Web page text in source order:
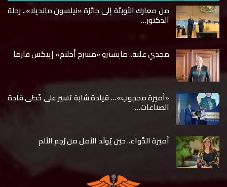
من معارك الأوبئة إلى جائزة «نيلسون مانديلا».. رحلة
الدكتور…
مجدي علبة.. مايسترو «مسرح أحلام» إيبكس فارما
«أميرة محجوب»… قيادة شابة تسير على خُطى قادة
الصناعات…
أميرة الدَّواء.. حين يُولَد الأمل من رَحِم الألم